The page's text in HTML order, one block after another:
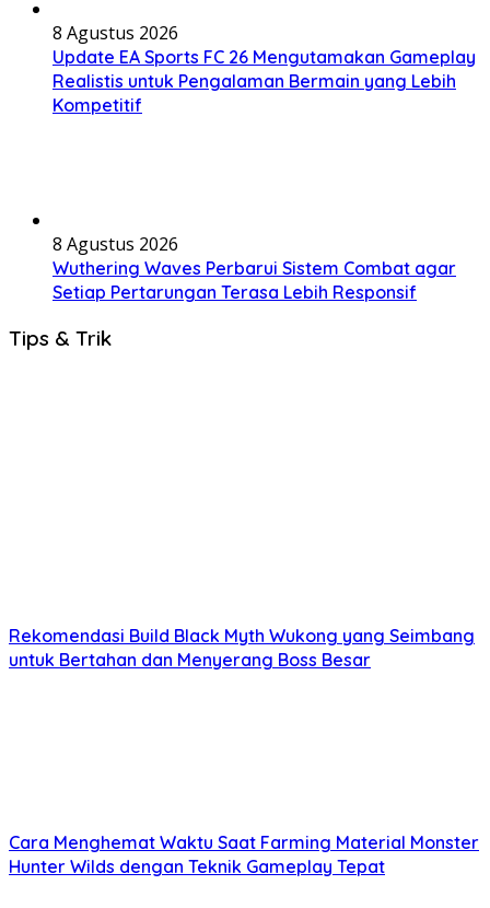
8 Agustus 2026
Update EA Sports FC 26 Mengutamakan Gameplay
Realistis untuk Pengalaman Bermain yang Lebih
Kompetitif
8 Agustus 2026
Wuthering Waves Perbarui Sistem Combat agar
Setiap Pertarungan Terasa Lebih Responsif
Tips & Trik
Rekomendasi Build Black Myth Wukong yang Seimbang
untuk Bertahan dan Menyerang Boss Besar
Cara Menghemat Waktu Saat Farming Material Monster
Hunter Wilds dengan Teknik Gameplay Tepat